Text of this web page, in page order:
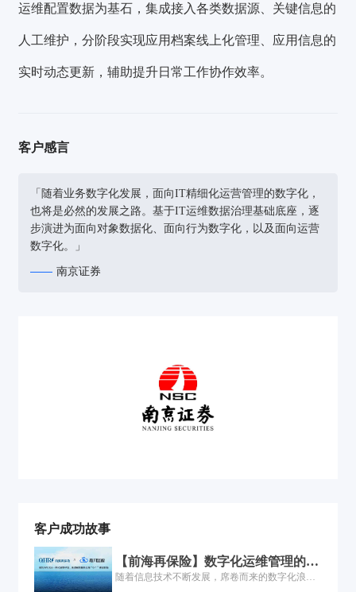
运维配置数据为基石，集成接入各类数据源、关键信息的
人工维护，分阶段实现应用档案线上化管理、应用信息的
实时动态更新，辅助提升日常工作协作效率。
客户感言
「随着业务数字化发展，面向IT精细化运营管理的数字化，
也将是必然的发展之路。基于IT运维数据治理基础底座，逐
步演进为面向对象数据化、面向行为数字化，以及面向运营
数字化。」
南京证券
客户成功故事
【前海再保险】数字化运维管理的实
践之路！
随着信息技术不断发展，席卷而来的数字化浪潮